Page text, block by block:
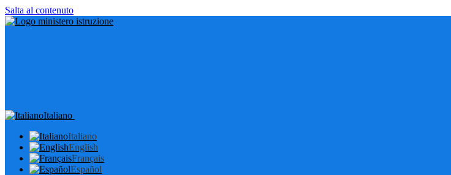
Salta al contenuto
Italiano
Italiano
English
Français
Español